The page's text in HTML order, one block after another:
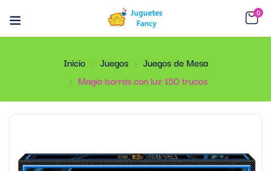
0
Inicio Juegos
Juegos de Mesa
Magia borras con luz 150 trucos